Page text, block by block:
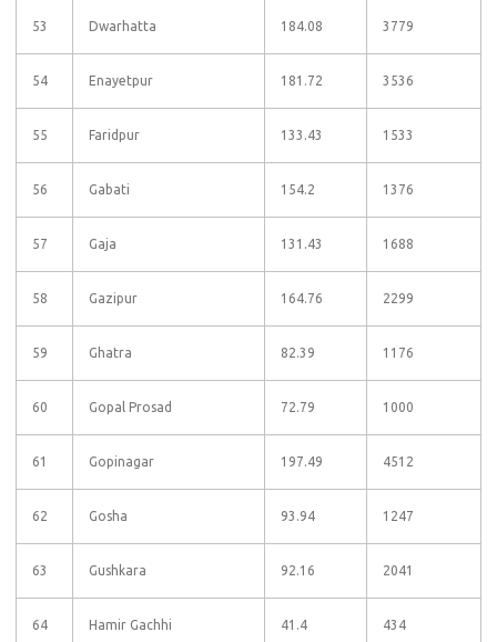
53 Dwarhatta 184.08 3779
54 Enayetpur 181.72 3536
55 Faridpur 133.43 1533
56 Gabati 154.2 1376
57 Gaja 131.43 1688
58 Gazipur 164.76 2299
59 Ghatra 82.39 1176
60 Gopal Prosad 72.79 1000
61 Gopinagar 197.49 4512
62 Gosha 93.94 1247
63 Gushkara 92.16 2041
64 Hamir Gachhi 41.4 434